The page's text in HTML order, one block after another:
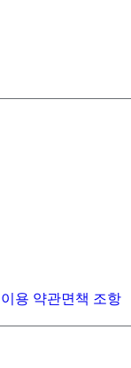
이용 약관면책 조항